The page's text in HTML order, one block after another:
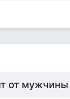
от мужчины